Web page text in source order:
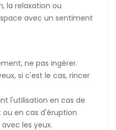
la relaxation ou
avec un sentiment
ne pas ingérer.
si c'est le cas, rincer
l'utilisation en cas de
en cas d'éruption
les yeux.